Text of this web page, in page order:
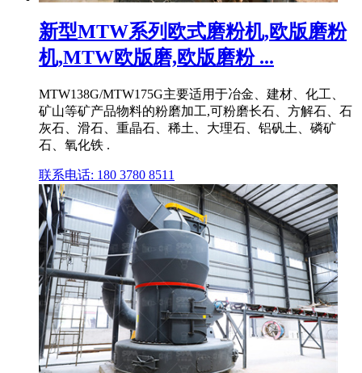
新型MTW系列欧式磨粉机,欧版磨粉
机,MTW欧版磨,欧版磨粉 ...
MTW138G/MTW175G主要适用于冶金、建材、化工、
矿山等矿产品物料的粉磨加工,可粉磨长石、方解石、石
灰石、滑石、重晶石、稀土、大理石、铝矾土、磷矿
石、氧化铁 .
联系电话: 180 3780 8511